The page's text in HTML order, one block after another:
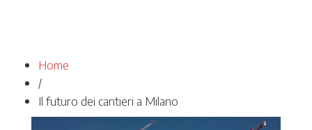
Home
/
Il futuro dei cantieri a Milano